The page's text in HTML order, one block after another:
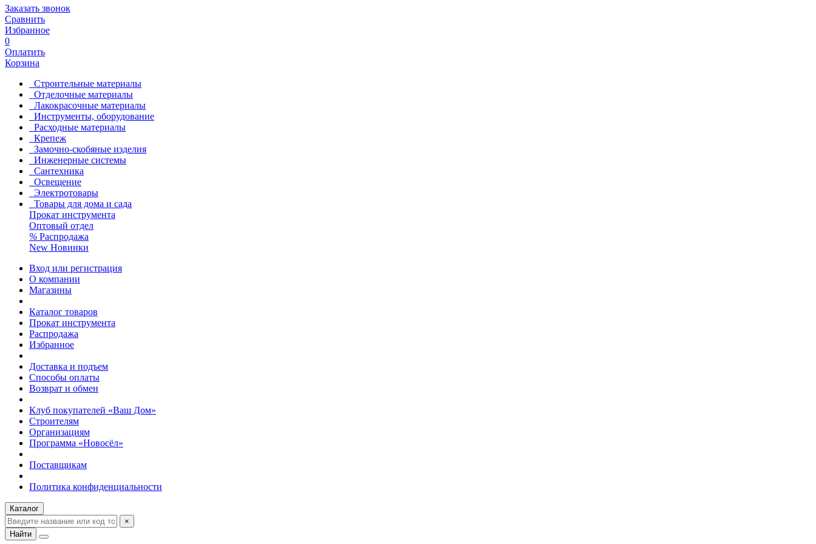
Заказать звонок
Сравнить
Избранное
0
Оплатить
Корзина
Строительные материалы
Отделочные материалы
Лакокрасочные материалы
Инструменты, оборудование
Расходные материалы
Крепеж
Замочно-скобяные изделия
Инженерные системы
Сантехника
Освещение
Электротовары
Товары для дома и сада
Прокат инструмента
Оптовый отдел
% Распродажа
New Новинки
Вход или регистрация
О компании
Магазины
Каталог товаров
Прокат инструмента
Распродажа
Избранное
Доставка и подъем
Способы оплаты
Возврат и обмен
Клуб покупателей «Ваш Дом»
Строителям
Организациям
Программа «Новосёл»
Поставщикам
Политика конфиденциальности
Каталог
×
Найти